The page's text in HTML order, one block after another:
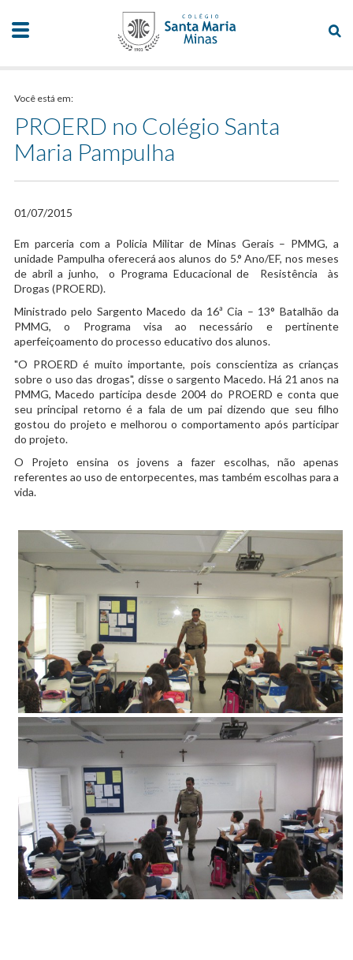
Você está em:
PROERD no Colégio Santa
Maria Pampulha
01/07/2015
​Em parceria com a Policia Militar de Minas Gerais – PMMG, a
unidade Pampulha oferecerá aos alunos do 5.° Ano/EF, nos meses
de abril a junho, o Programa Educacional de Resistência às
Drogas (PROERD).
Ministrado pelo Sargento Macedo da 16ª Cia – 13° Batalhão da
PMMG, o Programa visa ao necessário e pertinente
aperfeiçoamento do processo educativo dos alunos.
"O PROERD é muito importante, pois conscientiza as crianças
sobre o uso das drogas", disse o sargento Macedo. Há 21 anos na
PMMG, Macedo participa desde 2004 do PROERD e conta que
seu principal retorno é a fala de um pai dizendo que seu filho
gostou do projeto e melhorou o comportamento após participar
do projeto.
O Projeto ensina os jovens a fazer escolhas, não apenas
referentes ao uso de entorpecentes, mas também escolhas para a
vida.